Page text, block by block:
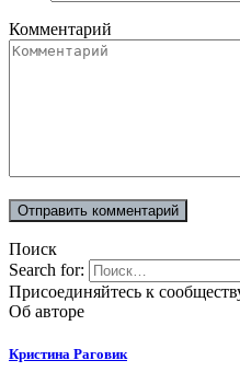
Комментарий
Поиск
Search for:
Присоединяйтесь к
Об авторе
Кристина Раговик